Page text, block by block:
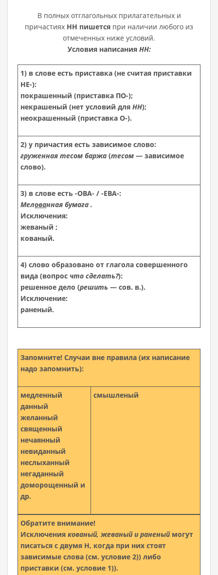
В полных отглагольных прилагательных и
причастиях НН пишется при наличии любого из
отмеченных ниже условий.
Условия написания НН:
1) в слове есть приставка (не считая приставки
НЕ-):
покрашенный (приставка ПО-);
некрашеный (нет условий для НН);
неокрашенный (приставка О-).
2) у причастия есть зависимое слово:
груженная тесом баржа (тесом — зависимое
слово).
3) в слове есть -ОВА- / -ЕВА-:
Мелованная бумага .
Исключения:
жеваный ;
кованый.
4) слово образовано от глагола совершенного
вида (вопрос что сделать?):
решенное дело (решить — сов. в.).
Исключение:
раненый.
Запомните! Случаи вне правила (их написание
надо запомнить):
медленный
данный
желанный
священный
нечаянный
невиданный
неслыханный
негаданный
доморощенный и
др.
смышленый
Обратите внимание!
Исключения кованый, жеваный и раненыймогут
писаться с двумя Н, когда при них стоят
зависимые слова (см. условие 2)) либо
приставки (см. условие 1)).